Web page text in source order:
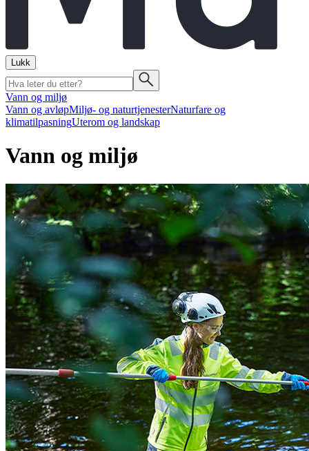
Lukk
Vann og miljø
Vann og avløpMiljø- og naturtjenesterNaturfare og
klimatilpasningUterom og landskap
Vann og miljø